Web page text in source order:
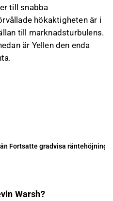
till snabba
hökaktigheten är i
till marknadsturbulens.
är Yellen den enda
Fortsatte gradvisa
Warsh?